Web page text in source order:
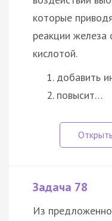
которые
реакции
кислотой.
добавить
повысит…
Задача 78
Из